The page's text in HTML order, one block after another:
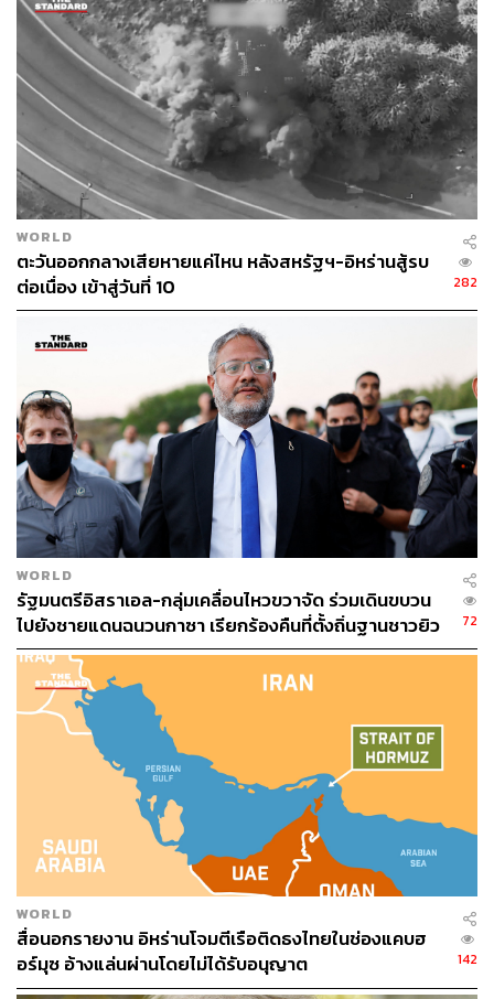
TAGS: Israel เครื่องบินรบ การโจมตีทางอากาศ
39
ABOUT THE AUTHOR
ปัทมาสน์ ชนะรัชชรักษ์
Content Creator ข่าวต่างประเทศ
WORLD
ตะวันออกกลางเสียหายแค่ไหน หลังสหรัฐฯ-อิหร่านสู้รบ
ต่อเนื่อง เข้าสู่วันที่ 10
282
WORLD
รัฐมนตรีอิสราเอล-กลุ่มเคลื่อนไหวขวาจัด ร่วมเดินขบวน
ไปยังชายแดนฉนวนกาซา เรียกร้องคืนที่ตั้งถิ่นฐานชาวยิว
72
WORLD
สื่อนอกรายงาน อิหร่านโจมตีเรือติดธงไทยในช่องแคบฮ
อร์มุซ อ้างแล่นผ่านโดยไม่ได้รับอนุญาต
142